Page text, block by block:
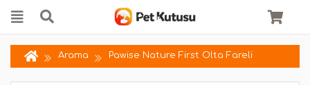
Arama Pawise Nature First Olta Fareli